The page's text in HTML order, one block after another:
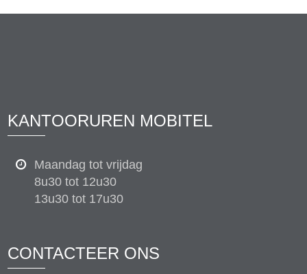
KANTOORUREN MOBITEL
Maandag tot vrijdag
8u30 tot 12u30
13u30 tot 17u30
CONTACTEER ONS